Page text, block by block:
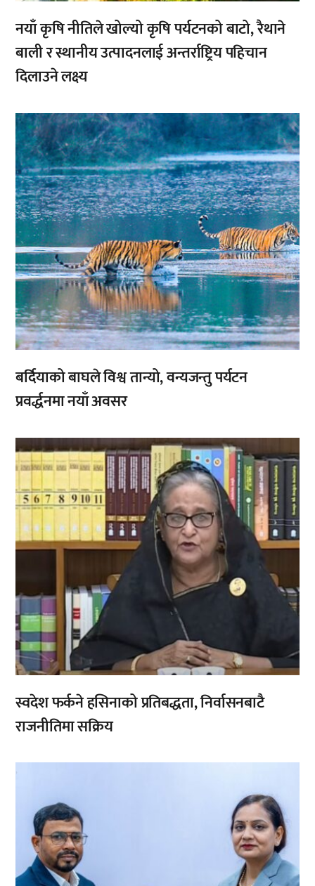
नयाँ कृषि नीतिले खोल्यो कृषि पर्यटनको बाटो, रैथाने
बाली र स्थानीय उत्पादनलाई अन्तर्राष्ट्रिय पहिचान
दिलाउने लक्ष्य
,
बर्दियाको बाघले विश्व तान्यो, वन्यजन्तु पर्यटन
प्रवर्द्धनमा नयाँ अवसर
,,
स्वदेश फर्कने हसिनाको प्रतिबद्धता, निर्वासनबाटै
राजनीतिमा सक्रिय
,